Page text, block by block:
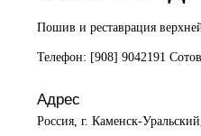
Пошив и реставрация
Телефон: [908] 9042191
Адрес
Россия, г. Каменск-